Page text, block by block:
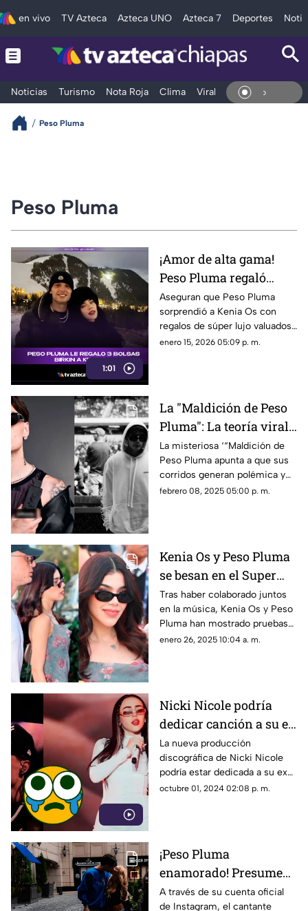
en vivo TV Azteca Azteca UNO Azteca 7 Deportes
Noticias Turismo Nota Roja Clima Viral y Tendencia En
Peso Pluma
Peso Pluma
1:01
¡Amor de alta gama!
Peso Pluma regaló
lujosas bolsas de
cientos de miles de
pesos a Kenia Os
(VIDEO)
Aseguran que Peso Pluma
sorprendió a Kenia Os con
regalos de súper lujo valuados
en cientos de miles de pesos.
enero 15, 2026 05:09 p. m.
La "Maldición de Peso
Pluma": La teoría viral
explicada
La misteriosa ‘“Maldición de
Peso Pluma apunta a que sus
corridos generan polémica y
atraen mala suerte a sus
febrero 08, 2025 05:00 p. m.
Kenia Os y Peso Pluma
se besan en el Super
Bowl LIX: ¡Se confirma
el romance?!
Tras haber colaborado juntos
en la música, Kenia Os y Peso
Pluma han mostrado pruebas
que confirmarían que tienen
enero 26, 2025 10:04 a. m.
Nicki Nicole podría
dedicar canción a su ex
Peso Pluma igual que
Shakira a Piqué
La nueva producción
discográfica de Nicki Nicole
podría estar dedicada a su ex
Peso Pluma.
octubre 01, 2024 02:08 p. m.
¡Peso Pluma
enamorado! Presume
en fotos a su novia
A través de su cuenta oficial
de Instagram, el cantante